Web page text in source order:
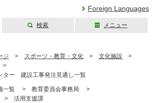
Foreign Languages
検索 メニュー
ジ > スポーツ・教育・文化 > 文化施設 >
>
ター 建設工事発注見通し一覧
一覧 > 教育委員会事務局 >
> 活用支援課